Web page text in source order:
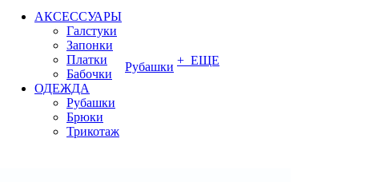
АКСЕССУАРЫ
Галстуки
Запонки
Платки
Бабочки
ОДЕЖДА
Рубашки
Брюки
Трикотаж
Рубашки + ЕЩЕ